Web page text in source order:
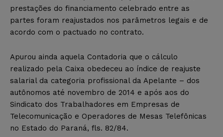
prestações do financiamento celebrado entre as
partes foram reajustados nos parâmetros legais e de
acordo com o pactuado no contrato.
Apurou ainda aquela Contadoria que o cálculo
realizado pela Caixa obedeceu ao índice de reajuste
salarial da categoria profissional da Apelante – dos
autônomos até novembro de 2014 e após aos do
Sindicato dos Trabalhadores em Empresas de
Telecomunicação e Operadores de Mesas Telefônicas
no Estado do Paraná, fls. 82/84.